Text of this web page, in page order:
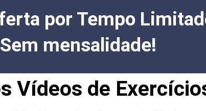
por Tempo
mensalidade!
Vídeos de